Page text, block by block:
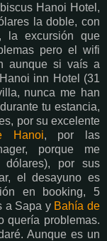
Hanoi Hotel,
la doble, con
la excursión que
pero el wifi
aunque si vaís a
inn Hotel (31
nunca me han
tu estancia,
por su excelente
Hanoi, por las
porque me
por sus
el desayuno es
en booking, 5
a Sapa y Bahía de
quería problemas.
Aunque es un